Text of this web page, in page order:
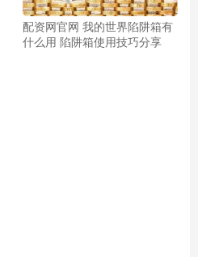
配资网官网 我的世界陷阱箱有
什么用 陷阱箱使用技巧分享